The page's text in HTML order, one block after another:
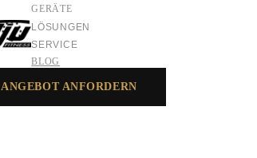
GERÄTE
LÖSUNGEN
SERVICE
BLOG
ANGEBOT ANFORDERN